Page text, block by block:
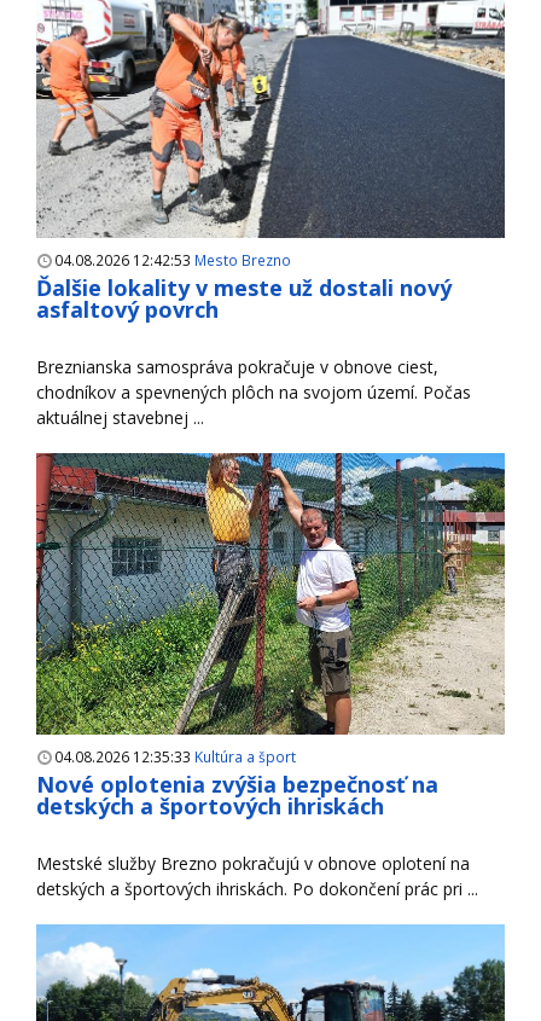
04.08.2026 12:42:53 Mesto Brezno
Ďalšie lokality v meste už dostali nový
asfaltový povrch
Breznianska samospráva pokračuje v obnove ciest,
chodníkov a spevnených plôch na svojom území. Počas
aktuálnej stavebnej ...
04.08.2026 12:35:33 Kultúra a šport
Nové oplotenia zvýšia bezpečnosť na
detských a športových ihriskách
Mestské služby Brezno pokračujú v obnove oplotení na
detských a športových ihriskách. Po dokončení prác pri ...